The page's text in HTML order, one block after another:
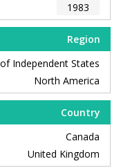
1983
Region
Independent States
North America
Country
Canada
United Kingdom